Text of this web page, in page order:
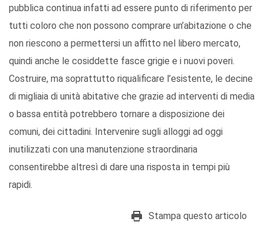
pubblica continua infatti ad essere punto di riferimento per
tutti coloro che non possono comprare un’abitazione o che
non riescono a permettersi un affitto nel libero mercato,
quindi anche le cosiddette fasce grigie e i nuovi poveri.
Costruire, ma soprattutto riqualificare l’esistente, le decine
di migliaia di unità abitative che grazie ad interventi di media
o bassa entità potrebbero tornare a disposizione dei
comuni, dei cittadini. Intervenire sugli alloggi ad oggi
inutilizzati con una manutenzione straordinaria
consentirebbe altresì di dare una risposta in tempi più
rapidi.
Stampa questo articolo